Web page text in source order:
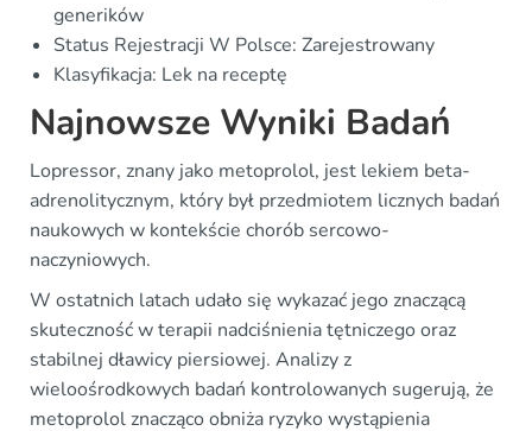
generików
Status Rejestracji W Polsce: Zarejestrowany
Klasyfikacja: Lek na receptę
Najnowsze Wyniki Badań
Lopressor, znany jako metoprolol, jest lekiem beta-
adrenolitycznym, który był przedmiotem licznych badań
naukowych w kontekście chorób sercowo-
naczyniowych.
W ostatnich latach udało się wykazać jego znaczącą
skuteczność w terapii nadciśnienia tętniczego oraz
stabilnej dławicy piersiowej. Analizy z
wieloośrodkowych badań kontrolowanych sugerują, że
metoprolol znacząco obniża ryzyko wystąpienia